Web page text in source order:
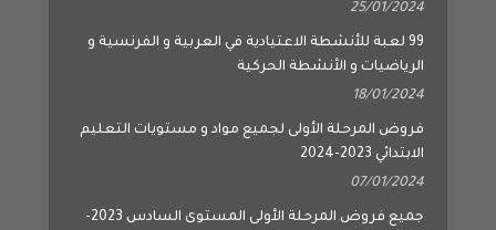
25/01/2024
99 لعبة للأنشطة الاعتيادية في العربية و الفرنسية و
الرياضيات و الأنشطة الحركية
18/01/2024
فروض المرحلة الأولى لجميع مواد و مستويات التعليم
الابتدائي 2023-2024
07/01/2024
جميع فروض المرحلة الأولى المستوى السادس 2023-